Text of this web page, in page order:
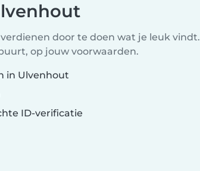
door te doen wat je leuk vindt.
op jouw voorwaarden.
in Ulvenhout
ID-verificatie